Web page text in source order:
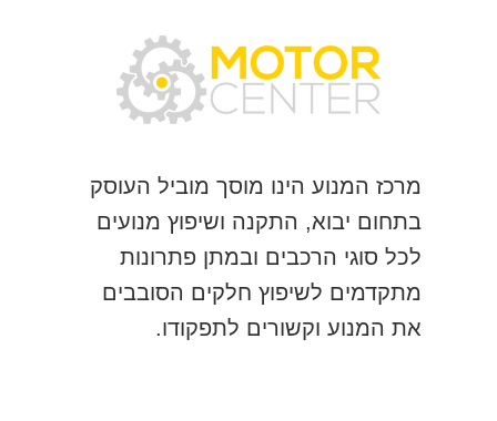
מרכז המנוע הינו מוסך מוביל העוסק
בתחום יבוא, התקנה ושיפוץ מנועים
לכל סוגי הרכבים ובמתן פתרונות
מתקדמים לשיפוץ חלקים הסובבים
את המנוע וקשורים לתפקודו.